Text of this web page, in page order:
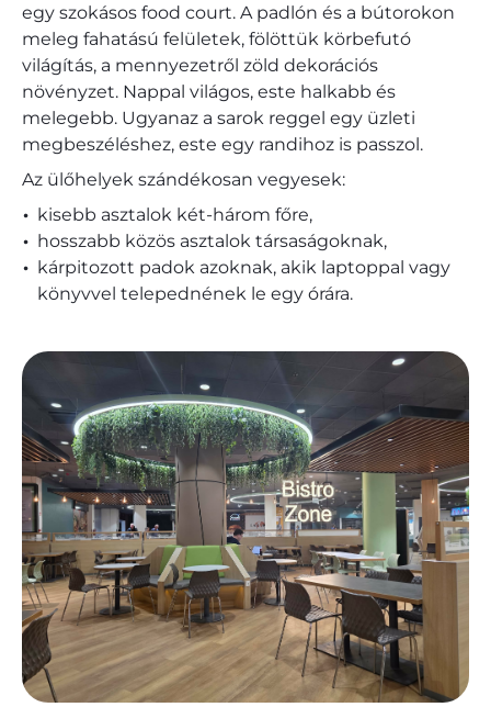
egy szokásos food court. A padlón és a bútorokon
meleg fahatású felületek, fölöttük körbefutó
világítás, a mennyezetről zöld dekorációs
növényzet. Nappal világos, este halkabb és
melegebb. Ugyanaz a sarok reggel egy üzleti
megbeszéléshez, este egy randihoz is passzol.
Az ülőhelyek szándékosan vegyesek:
kisebb asztalok két-három főre,
hosszabb közös asztalok társaságoknak,
kárpitozott padok azoknak, akik laptoppal vagy
könyvvel telepednének le egy órára.